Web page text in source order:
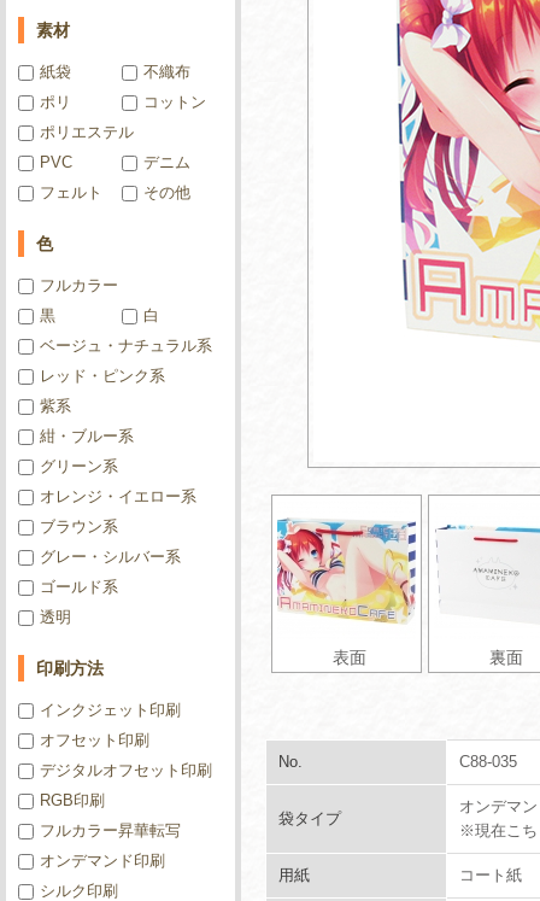
表面 裏面
No. C88-035
袋タイプ
オンデマ
※現在こち
用紙 コート紙
素材
紙袋
不織布
ポリ
コットン
ポリエステル
PVC
デニム
フェルト
その他
色
フルカラー
黒
白
ベージュ・ナチュラル系
レッド・ピンク系
紫系
紺・ブルー系
グリーン系
オレンジ・イエロー系
ブラウン系
グレー・シルバー系
ゴールド系
透明
印刷方法
インクジェット印刷
オフセット印刷
デジタルオフセット印刷
RGB印刷
フルカラー昇華転写
オンデマンド印刷
シルク印刷